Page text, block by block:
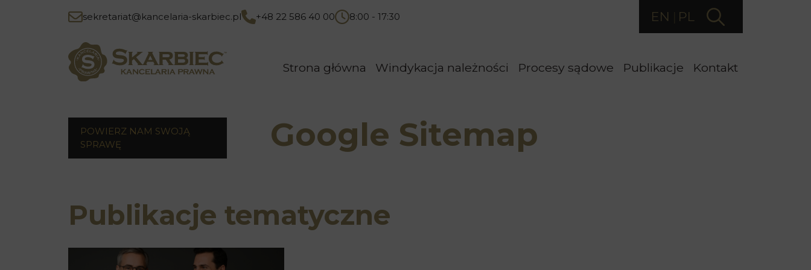
sekretariat@kancelaria-skarbiec.pl +48 22 586 40 00 8:00 - 17:30 EN PL
Strona główna Windykacja należności Procesy sądowe Publikacje Kontakt
POWIERZ NAM SWOJĄ
SPRAWĘ
Google Sitemap
Publikacje tematyczne